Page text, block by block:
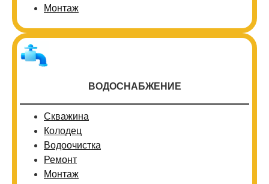
Монтаж
ВОДОСНАБЖЕНИЕ
Скважина
Колодец
Водоочистка
Ремонт
Монтаж